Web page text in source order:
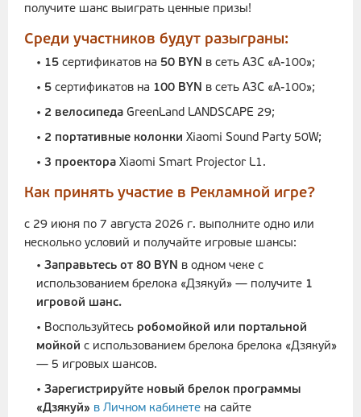
получите шанс выиграть ценные призы!
Среди участников будут разыграны:
• 15 сертификатов на 50 BYN в сеть АЗС «А-100»;
• 5 сертификатов на 100 BYN в сеть АЗС «А-100»;
• 2 велосипеда GreenLand LANDSCAPE 29;
• 2 портативные колонки Xiaomi Sound Party 50W;
• 3 проектора Xiaomi Smart Projector L1.
Как принять участие в Рекламной игре?
с 29 июня по 7 августа 2026 г. выполните одно или
несколько условий и получайте игровые шансы:
• Заправьтесь от 80 BYN в одном чеке с
использованием брелока «Дзякуй» — получите 1
игровой шанс.
• Воспользуйтесь робомойкой или портальной
мойкой с использованием брелока брелока «Дзякуй»
— 5 игровых шансов.
• Зарегистрируйте новый брелок программы
«Дзякуй» в Личном кабинете на сайте